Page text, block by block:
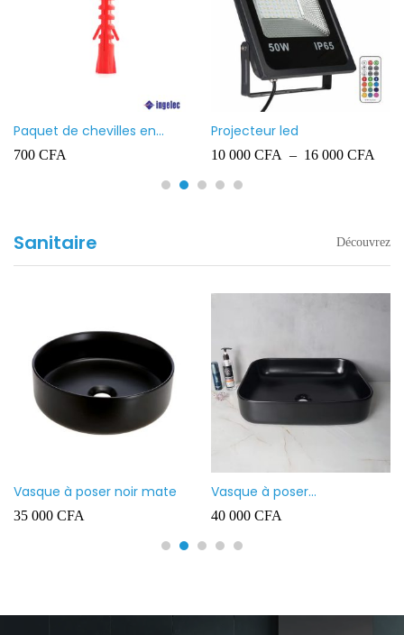
Paquet de chevilles en
plastique Ingelec – 8
700 CFA
Projecteur led
10 000 CFA – 16 000 CFA
Sanitaire Découvrez
Vasque à poser noir mate
35 000 CFA
Vasque à poser
rectangulaire noir mate
40 000 CFA